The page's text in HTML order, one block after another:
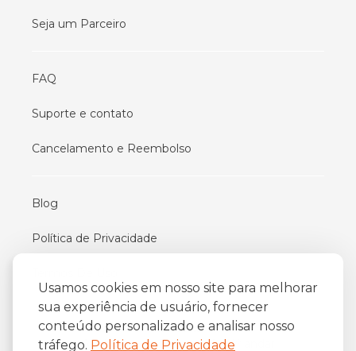
Usamos cookies em nosso site para melhorar
sua experiência de usuário, fornecer
conteúdo personalizado e analisar nosso
tráfego. Política de Privacidade
Seja um Parceiro
FAQ
Suporte e contato
Cancelamento e Reembolso
Blog
Política de Privacidade
iFriend
Av. Almirante Barroso 81, 34